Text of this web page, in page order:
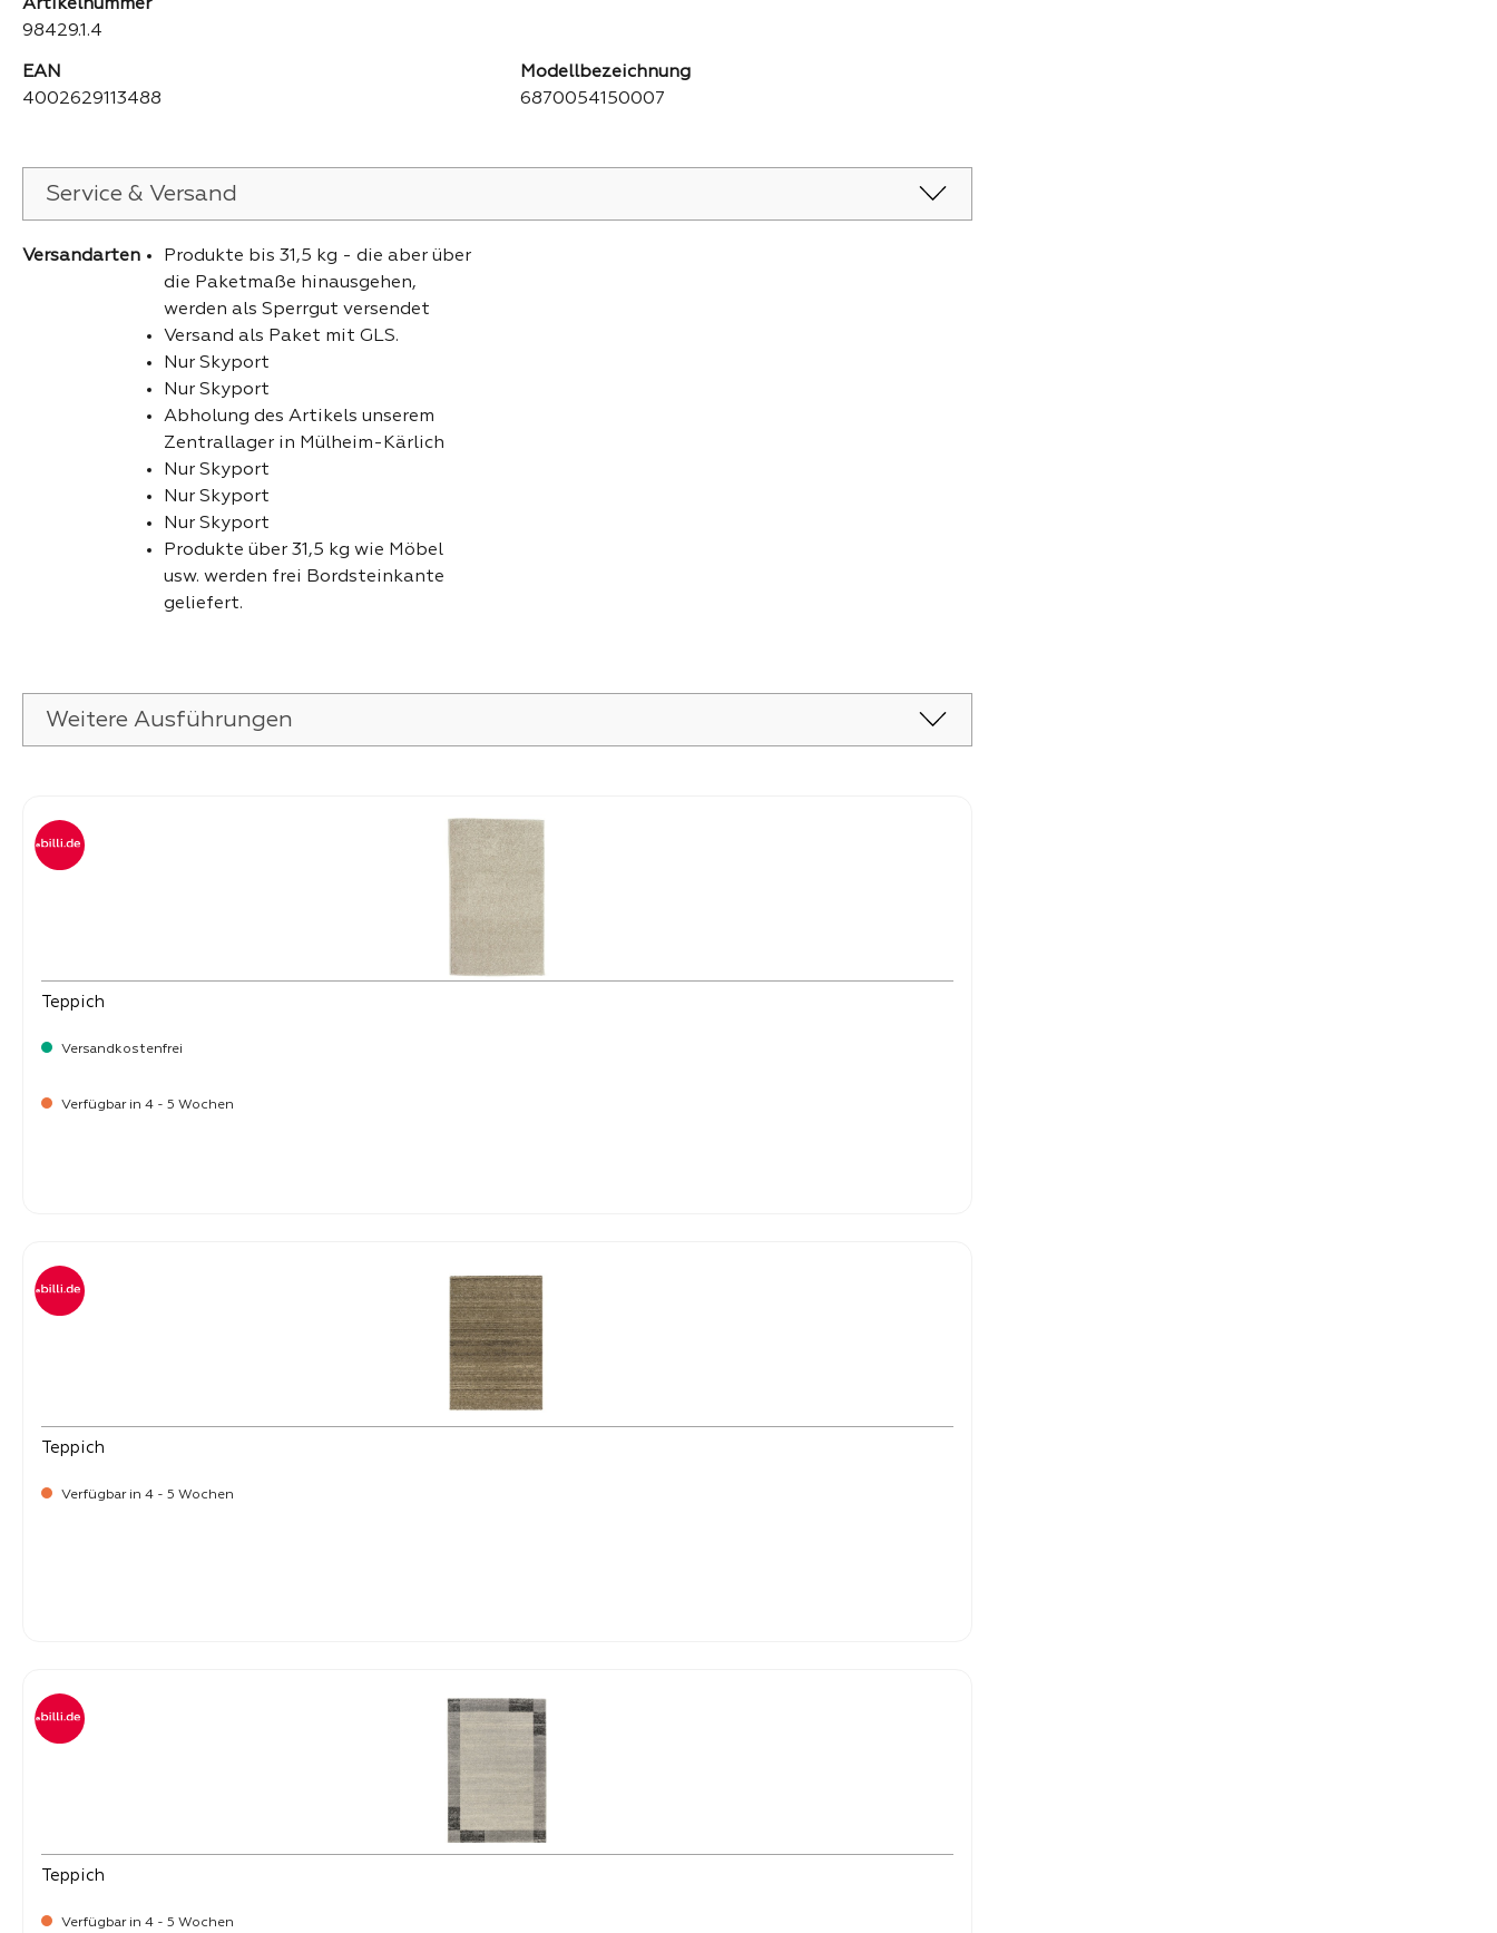
Artikelnummer
98429.1.4
EAN
4002629113488
Modellbezeichnung
6870054150007
Service & Versand
Versandarten
Produkte bis 31,5 kg - die aber über
die Paketmaße hinausgehen,
werden als Sperrgut versendet
Versand als Paket mit GLS.
Nur Skyport
Nur Skyport
Abholung des Artikels unserem
Zentrallager in Mülheim-Kärlich
Nur Skyport
Nur Skyport
Nur Skyport
Produkte über 31,5 kg wie Möbel
usw. werden frei Bordsteinkante
geliefert.
Weitere Ausführungen
Teppich
Versandkostenfrei
Verfügbar in 4 - 5 Wochen
Teppich
Verfügbar in 4 - 5 Wochen
Teppich
Verfügbar in 4 - 5 Wochen